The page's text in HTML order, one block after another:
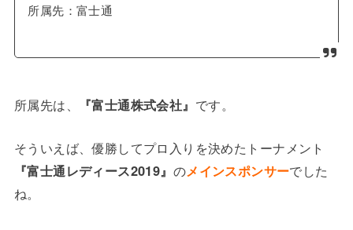
所属先：富士通
所属先は、 『富士通株式会社』 です。
そういえば、優勝してプロ入りを決めたトーナメント
『富士通レディース2019』 のメインスポンサーでした
ね。